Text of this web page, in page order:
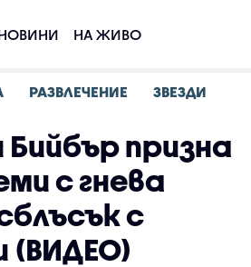
НА ЖИВО
РАЗВЛЕЧЕНИЕ ЗВЕЗДИ
призна
с гнева
с
(ВИДЕО)